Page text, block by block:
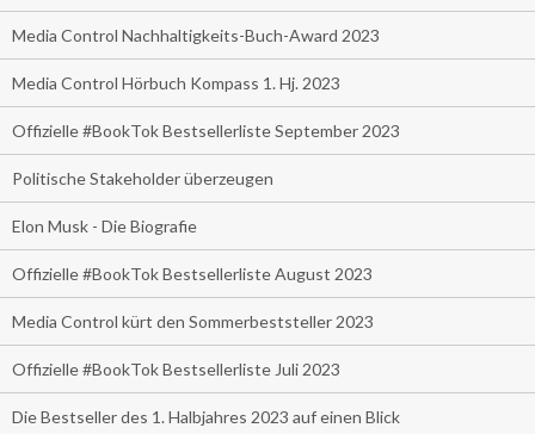
Media Control Nachhaltigkeits-Buch-Award 2023
Media Control Hörbuch Kompass 1. Hj. 2023
Offizielle #BookTok Bestsellerliste September 2023
Politische Stakeholder überzeugen
Elon Musk - Die Biografie
Offizielle #BookTok Bestsellerliste August 2023
Media Control kürt den Sommerbeststeller 2023
Offizielle #BookTok Bestsellerliste Juli 2023
Die Bestseller des 1. Halbjahres 2023 auf einen Blick